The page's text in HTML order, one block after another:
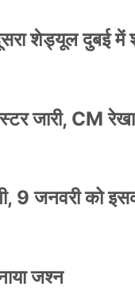
दूसरा शेड्यूल दुबई
जारी,
9 जनवरी को
जश्न
ई-पास इस बंदी में